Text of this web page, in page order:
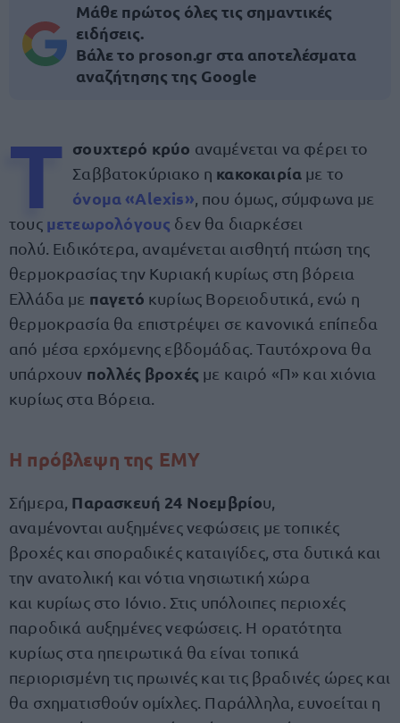
Μάθε πρώτος όλες τις σημαντικές
ειδήσεις.
Βάλε το proson.gr στα αποτελέσματα
αναζήτησης της Google
Τ σουχτερό κρύο αναμένεται να φέρει το
Σαββατοκύριακο η κακοκαιρία με το
όνομα «Alexis» , που όμως, σύμφωνα με
τους μετεωρολόγους δεν θα διαρκέσει
πολύ. Ειδικότερα, αναμένεται αισθητή πτώση της
θερμοκρασίας την Κυριακή κυρίως στη βόρεια
Ελλάδα με παγετό κυρίως Βορειοδυτικά, ενώ η
θερμοκρασία θα επιστρέψει σε κανονικά επίπεδα
από μέσα ερχόμενης εβδομάδας. Ταυτόχρονα θα
υπάρχουν πολλές βροχές με καιρό «Π» και χιόνια
κυρίως στα Βόρεια.
Η πρόβλεψη της ΕΜΥ
Σήμερα, Παρασκευή 24 Νοεμβρίου,
αναμένονται αυξημένες νεφώσεις με τοπικές
βροχές και σποραδικές καταιγίδες, στα δυτικά και
την ανατολική και νότια νησιωτική χώρα
και κυρίως στο Ιόνιο. Στις υπόλοιπες περιοχές
παροδικά αυξημένες νεφώσεις. Η ορατότητα
κυρίως στα ηπειρωτικά θα είναι τοπικά
περιορισμένη τις πρωινές και τις βραδινές ώρες και
θα σχηματισθούν ομίχλες. Παράλληλα, ευνοείται η